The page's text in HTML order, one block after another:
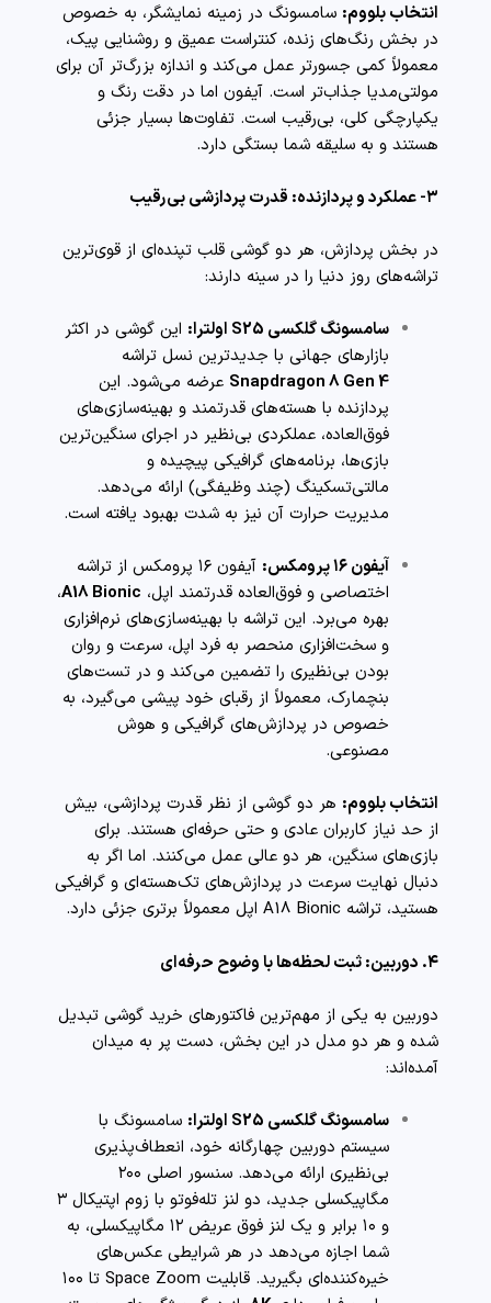
انتخاب بلووم: سامسونگ در زمینه نمایشگر، به خصوص
در بخش رنگ‌های زنده، کنتراست عمیق و روشنایی پیک،
معمولاً کمی جسورتر عمل می‌کند و اندازه بزرگ‌تر آن برای
مولتی‌مدیا جذاب‌تر است. آیفون اما در دقت رنگ و
یکپارچگی کلی، بی‌رقیب است. تفاوت‌ها بسیار جزئی
هستند و به سلیقه شما بستگی دارد.
۳- عملکرد و پردازنده: قدرت پردازشی بی‌رقیب
در بخش پردازش، هر دو گوشی قلب تپنده‌ای از قوی‌ترین
تراشه‌های روز دنیا را در سینه دارند:
سامسونگ گلکسی S25 اولترا:
این گوشی در اکثر
بازارهای جهانی با جدیدترین نسل تراشه
Snapdragon 8 Gen 4 عرضه می‌شود. این
پردازنده با هسته‌های قدرتمند و بهینه‌سازی‌های
فوق‌العاده، عملکردی بی‌نظیر در اجرای سنگین‌ترین
بازی‌ها، برنامه‌های گرافیکی پیچیده و
مالتی‌تسکینگ (چند وظیفگی) ارائه می‌دهد.
مدیریت حرارت آن نیز به شدت بهبود یافته است.
آیفون ۱۶ پرومکس:
آیفون ۱۶ پرومکس از تراشه
اختصاصی و فوق‌العاده قدرتمند اپل، A18 Bionic،
بهره می‌برد. این تراشه با بهینه‌سازی‌های نرم‌افزاری
و سخت‌افزاری منحصر به فرد اپل، سرعت و روان
بودن بی‌نظیری را تضمین می‌کند و در تست‌های
بنچمارک، معمولاً از رقبای خود پیشی می‌گیرد، به
خصوص در پردازش‌های گرافیکی و هوش
مصنوعی.
انتخاب بلووم: هر دو گوشی از نظر قدرت پردازشی، بیش
از حد نیاز کاربران عادی و حتی حرفه‌ای هستند. برای
بازی‌های سنگین، هر دو عالی عمل می‌کنند. اما اگر به
دنبال نهایت سرعت در پردازش‌های تک‌هسته‌ای و گرافیکی
هستید، تراشه A18 Bionic اپل معمولاً برتری جزئی دارد.
۴. دوربین: ثبت لحظه‌ها با وضوح حرفه‌ای
دوربین به یکی از مهم‌ترین فاکتورهای خرید گوشی تبدیل
شده و هر دو مدل در این بخش، دست پر به میدان
آمده‌اند:
سامسونگ گلکسی S25 اولترا:
سامسونگ با
سیستم دوربین چهارگانه خود، انعطاف‌پذیری
بی‌نظیری ارائه می‌دهد. سنسور اصلی ۲۰۰
مگاپیکسلی جدید، دو لنز تله‌فوتو با زوم اپتیکال ۳
و ۱۰ برابر و یک لنز فوق عریض ۱۲ مگاپیکسلی، به
شما اجازه می‌دهد در هر شرایطی عکس‌های
خیره‌کننده‌ای بگیرید. قابلیت Space Zoom تا ۱۰۰